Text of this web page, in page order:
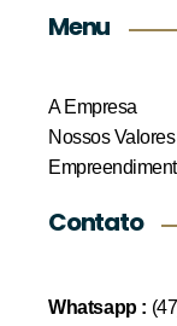
Menu
A Empresa
Nossos Valores
Contato
Whatsapp :